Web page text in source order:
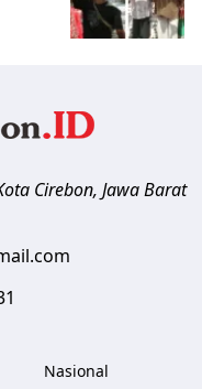
Cirebon, Jawa Barat
Nasional